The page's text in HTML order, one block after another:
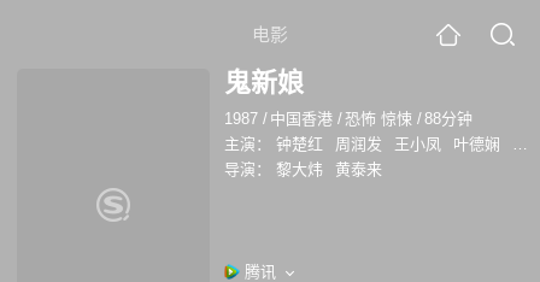
电影
鬼新娘
1987 / 中国香港 /恐怖 惊悚 /88分钟
主演：
钟楚红 周润发 王小凤 叶德娴
吴
导演：
黎大炜 黄泰来
腾讯